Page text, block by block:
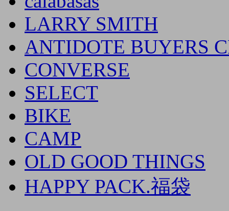
LARRY SMITH
ANTIDOTE BUYERS
CONVERSE
SELECT
BIKE
CAMP
OLD GOOD THINGS
HAPPY PACK.福袋